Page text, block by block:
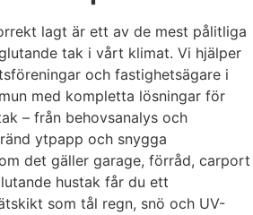
lagt är ett av de mest pålitliga
tak i vårt klimat. Vi hjälper
och fastighetsägare i
med kompletta lösningar för
– från behovsanalys och
ytpapp och snygga
det gäller garage, förråd, carport
hustak får du ett
som tål regn, snö och UV-